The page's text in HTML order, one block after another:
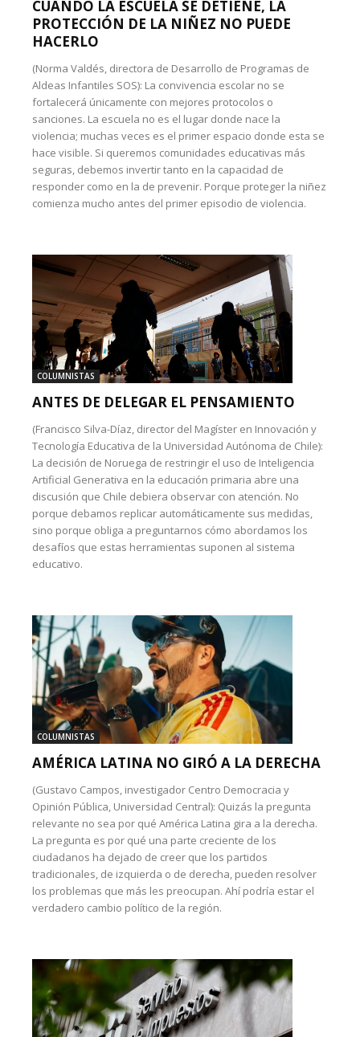
CUANDO LA ESCUELA SE DETIENE, LA
PROTECCIÓN DE LA NIÑEZ NO PUEDE
HACERLO
(Norma Valdés, directora de Desarrollo de Programas de
Aldeas Infantiles SOS): La convivencia escolar no se
fortalecerá únicamente con mejores protocolos o
sanciones. La escuela no es el lugar donde nace la
violencia; muchas veces es el primer espacio donde esta se
hace visible. Si queremos comunidades educativas más
seguras, debemos invertir tanto en la capacidad de
responder como en la de prevenir. Porque proteger la niñez
comienza mucho antes del primer episodio de violencia.
COLUMNISTAS
ANTES DE DELEGAR EL PENSAMIENTO
(Francisco Silva-Díaz, director del Magíster en Innovación y
Tecnología Educativa de la Universidad Autónoma de Chile):
La decisión de Noruega de restringir el uso de Inteligencia
Artificial Generativa en la educación primaria abre una
discusión que Chile debiera observar con atención. No
porque debamos replicar automáticamente sus medidas,
sino porque obliga a preguntarnos cómo abordamos los
desafíos que estas herramientas suponen al sistema
educativo.
COLUMNISTAS
AMÉRICA LATINA NO GIRÓ A LA DERECHA
(Gustavo Campos, investigador Centro Democracia y
Opinión Pública, Universidad Central): Quizás la pregunta
relevante no sea por qué América Latina gira a la derecha.
La pregunta es por qué una parte creciente de los
ciudadanos ha dejado de creer que los partidos
tradicionales, de izquierda o de derecha, pueden resolver
los problemas que más les preocupan. Ahí podría estar el
verdadero cambio político de la región.